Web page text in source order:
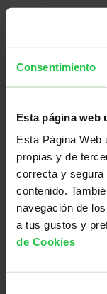
Consentimiento
Esta página web
Esta Página
propias y de
correcta y segura
contenido.
navegación de
a tus gustos y
de Cookies
Bienestar
14/10/2026
Pautes
línia